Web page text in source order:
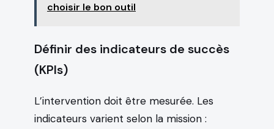
choisir le bon outil
Définir des indicateurs de succès
(KPIs)
L’intervention doit être mesurée. Les
indicateurs varient selon la mission :